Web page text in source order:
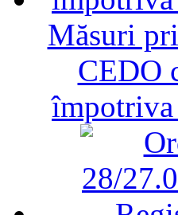
Măsuri
CEDO